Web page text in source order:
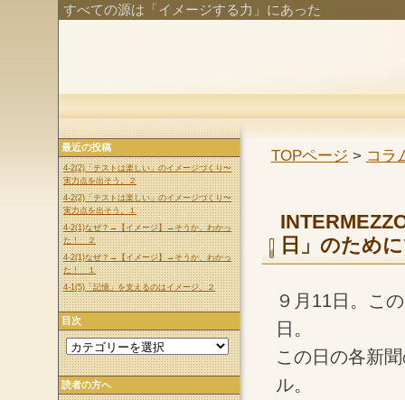
すべての源は「イメージする力」にあった
TOPページ > コラ
日」のため
９月11日。こ
日。
この日の各新
ル。
最近の投稿
4-2(2)「テストは楽しい」のイメージづくり〜
実力点を出そう。２
4-2(2)「テストは楽しい」のイメージづくり〜
実力点を出そう。１
4-2(1)なぜ？→【イメージ】→そうか、わかっ
た！ ２
4-2(1)なぜ？→【イメージ】→そうか、わかっ
た！ １
4-1(5)「記憶」を支えるのはイメージ。２
目次
読者の方へ